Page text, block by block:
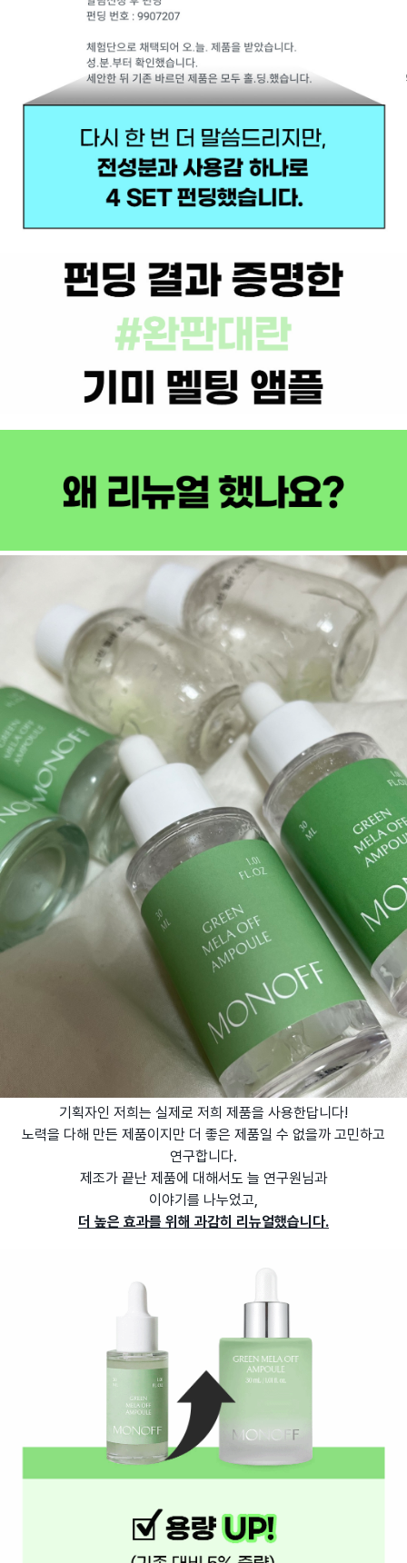
기획자인 저희는 실제로 저희 제품을 사용한답니다!
노력을 다해 만든 제품이지만 더 좋은 제품일 수 없을까 고민하고
연구합니다.
제조가 끝난 제품에 대해서도 늘 연구원님과
이야기를 나누었고,
더 높은 효과를 위해 과감히 리뉴얼했습니다.